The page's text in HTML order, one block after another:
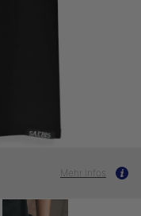
Mehr Infos